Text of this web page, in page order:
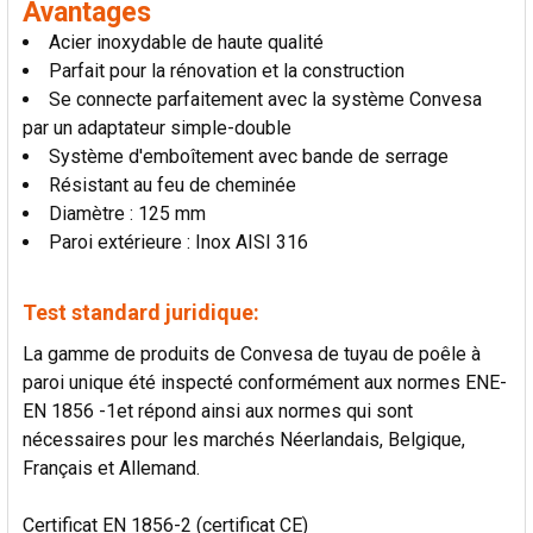
AU PANIER
Avantages
Acier inoxydable de haute qualité
Parfait pour la rénovation et la construction
Se connecte parfaitement avec la système Convesa
par un adaptateur simple-double
Système d'emboîtement avec bande de serrage
Résistant au feu de cheminée
Diamètre : 125 mm
Paroi extérieure : Inox AISI 316
Test standard juridique:
La gamme de produits de Convesa de tuyau de poêle à
paroi unique été inspecté conformément aux normes ENE-
EN 1856 -1et répond ainsi aux normes qui sont
nécessaires pour les marchés Néerlandais, Belgique,
Français et Allemand.
Certificat EN 1856-2 (certificat CE)